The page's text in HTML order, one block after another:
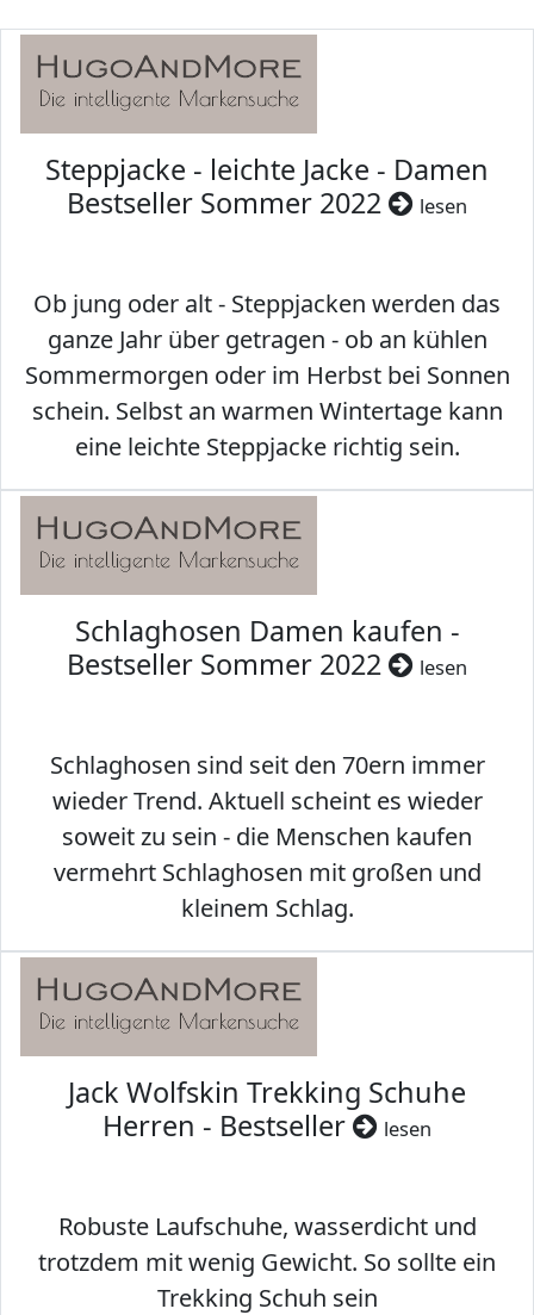
Steppjacke - leichte Jacke - Damen
Bestseller Sommer 2022
lesen
Ob jung oder alt - Steppjacken werden das
ganze Jahr über getragen - ob an kühlen
Sommermorgen oder im Herbst bei Sonnen
schein. Selbst an warmen Wintertage kann
eine leichte Steppjacke richtig sein.
Schlaghosen Damen kaufen -
Bestseller Sommer 2022
lesen
Schlaghosen sind seit den 70ern immer
wieder Trend. Aktuell scheint es wieder
soweit zu sein - die Menschen kaufen
vermehrt Schlaghosen mit großen und
kleinem Schlag.
Jack Wolfskin Trekking Schuhe
Herren - Bestseller
lesen
Robuste Laufschuhe, wasserdicht und
trotzdem mit wenig Gewicht. So sollte ein
Trekking Schuh sein